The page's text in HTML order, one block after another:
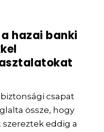
hazai banki
biztonsági csapat
össze, hogy
eddig a